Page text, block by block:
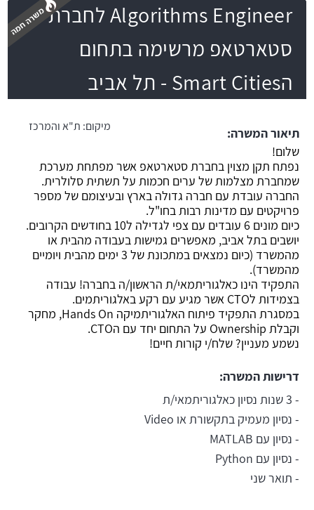
Algorithms Engineer לחברת
סטארטאפ מרשימה בתחום
הSmart Cities - תל אביב
מיקום: ת"א והמרכז
תיאור המשרה:
שלום!
נפתח תקן מצוין בחברת סטארטאפ אשר מפתחת מערכת
שמחברת מצלמות של ערים חכמות על תשתית סלולרית.
החברה עובדת עם חברה גדולה בארץ ובעיצומם של מספר
פרויקטים עם מדינות רבות בחו"ל.
כיום מונים 6 עובדים עם צפי לגדילה ל10 בחודשים הקרובים.
יושבים בתל אביב, מאפשרים גמישות בעבודה מהבית או
מהמשרד (כיום נמצאים במתכונת של 3 ימים מהבית ויומיים
מהמשרד).
התפקיד הינו כאלגוריתמאי/ת הראשון/ה בחברה! עבודה
בצמידות לCTO אשר מגיע עם רקע באלגוריתמים.
במסגרת התפקיד פיתוח האלגוריתמיקה Hands On, מחקר
וקבלת Ownership על התחום יחד עם הCTO.
נשמע מעניין? שלח/י קורות חיים!
דרישות המשרה:
- 3 שנות נסיון כאלגוריתמאי/ת
- נסיון מעמיק בתקשורת או Video
- נסיון עם MATLAB
- נסיון עם Python
- תואר שני